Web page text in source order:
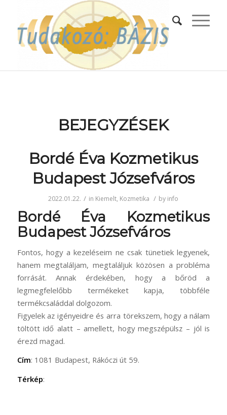
BEJEGYZÉSEK
Bordé Éva Kozmetikus
Budapest Józsefváros
2022.01.22. / in Kiemelt, Kozmetika / by info
Bordé Éva Kozmetikus
Budapest Józsefváros
Fontos, hogy a kezeléseim ne csak tünetiek legyenek,
hanem megtaláljam, megtaláljuk közösen a probléma
forrását. Annak érdekében, hogy a bőröd a
legmegfelelőbb termékeket kapja, többféle
termékcsaláddal dolgozom.
Figyelek az igényeidre és arra törekszem, hogy a nálam
töltött idő alatt – amellett, hogy megszépülsz – jól is
érezd magad.
Cím: 1081 Budapest, Rákóczi út 59.
Térkép: